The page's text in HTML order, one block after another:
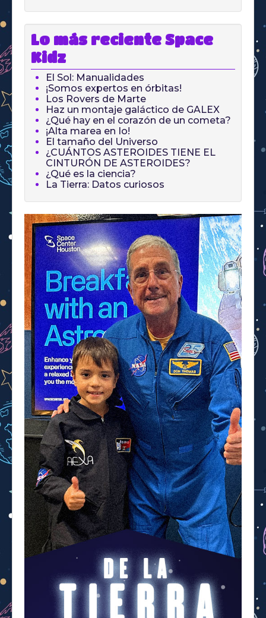
Lo más reciente Space
Kidz
El Sol: Manualidades
¡Somos expertos en órbitas!
Los Rovers de Marte
Haz un montaje galáctico de GALEX
¿Qué hay en el corazón de un cometa?
¡Alta marea en Io!
El tamaño del Universo
¿CUÁNTOS ASTEROIDES TIENE EL
CINTURÓN DE ASTEROIDES?
¿Qué es la ciencia?
La Tierra: Datos curiosos